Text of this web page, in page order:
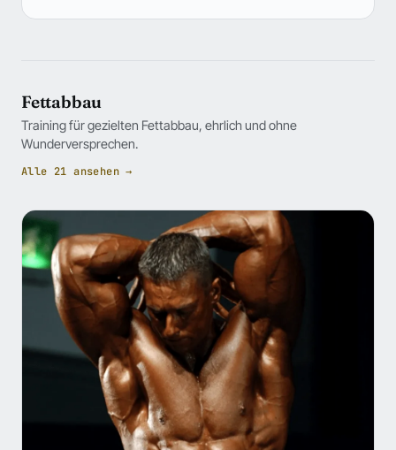
Fettabbau
Training für gezielten Fettabbau, ehrlich und ohne
Wunderversprechen.
Alle 21 ansehen →